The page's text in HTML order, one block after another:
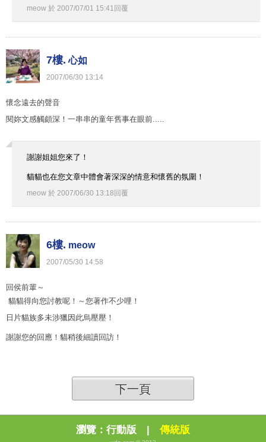
meow 於 2007/07/01 15:41 回覆
7樓. 心如
2007/06/30 13:14
懷念遠去的聲音
閱妳文感觸頗深！一串串的童年舊事在眼前.....
謝謝姐姐您來了！
貓貓也在您文章中體會著深深的情意和懷舊的氛圍！
meow 於 2007/06/30 13:18回覆
6樓. meow
2007/05/30 14:58
回侯前輩～
貓貓得向您討教呢！～您著作不少哩！
日片貓族多未涉獵因此烏壓壓！
謝謝您的回應！貓稍後細讀回訪！
下一頁
瀏覽： 行動版 | 傳統版